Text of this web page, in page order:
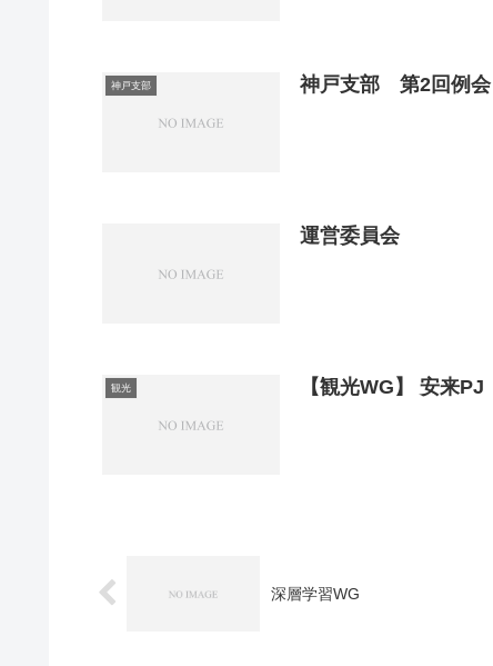
神戸支部 神戸支部 第2回例会
運営委員会
観光 【観光WG】 安来PJ
深層学習WG